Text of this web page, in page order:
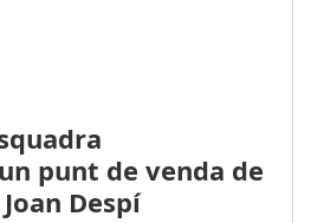
punt de venda de
Despí